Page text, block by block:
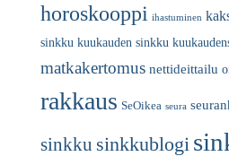
horoskooppi ihastuminen
sinkku kuukauden sinkku
matkakertomus nettideittailu
rakkaus SeOikea seura
sinkku sinkkublogi